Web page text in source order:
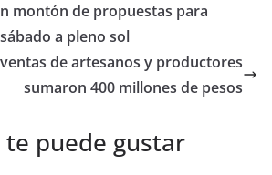
montón de propuestas para
a pleno sol
de artesanos y productores
sumaron 400 millones de pesos
puede gustar